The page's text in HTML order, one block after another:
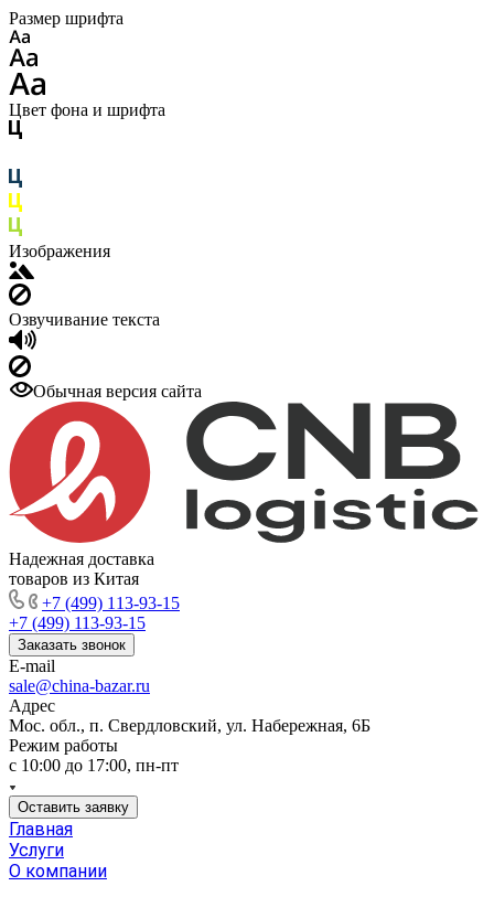
Размер шрифта
Цвет фона и шрифта
Изображения
Озвучивание текста
Обычная версия сайта
Надежная доставка
товаров из Китая
+7 (499) 113-93-15
+7 (499) 113-93-15
Заказать звонок
E-mail
sale@china-bazar.ru
Адрес
Мос. обл., п. Свердловский, ул. Набережная, 6Б
Режим работы
c 10:00 до 17:00, пн-пт
Оставить заявку
Главная
Услуги
О компании